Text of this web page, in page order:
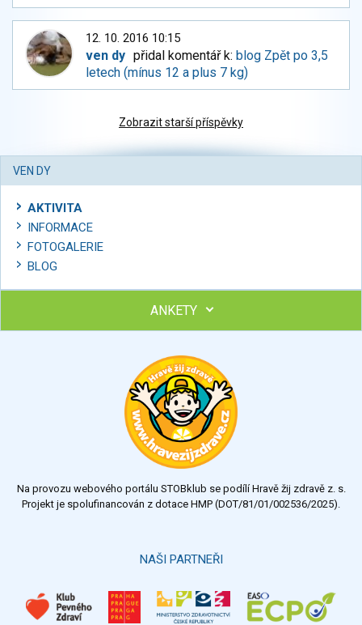
12. 10. 2016 10:15
ven dy přidal komentář k: blog Zpět po 3,5
letech (mínus 12 a plus 7 kg)
Zobrazit starší příspěvky
VEN DY
AKTIVITA
INFORMACE
FOTOGALERIE
BLOG
ANKETY
Výsledky Všechny ankety
Na provozu webového portálu STOBklub se podílí Hravě žij zdravě z. s.
Projekt je spolufinancován z dotace HMP (DOT/81/01/002536/2025).
NAŠI PARTNEŘI